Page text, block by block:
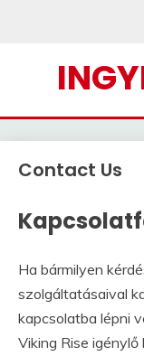
Contact Us
Ha bármilyen
szolgáltatásaival
kapcsolatba lépni
Viking Rise